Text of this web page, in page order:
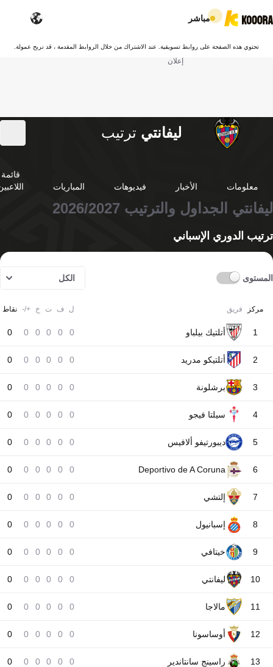
مباشر
تحتوي هذه الصفحة على روابط تسويقية. عند الاشتراك من خلال الروابط المقدمة ، قد نربح عمولة.
إعلان
ليفانتي ترتيب
معلومات الأخبار فيديوهات المباريات
قائمة
ليفانتي الجداول والترتيب 2026/2027
ترتيب الدوري الإسباني
المستوى الكل
مركز فريق ل ف ت خ +/- نقاط
1 أتلتيك بيلباو 0
0
0
0
0
0
2 أتلتيكو مدريد 0
0
0
0
0
0
3 برشلونة 0
0
0
0
0
0
4 سيلتا فيجو 0
0
0
0
0
0
5 ديبورتيفو ألافيس 0
0
0
0
0
0
6
Deportivo de A Coruna
0
0
0
0
0
0
7 إلتشي 0
0
0
0
0
0
8 إسبانيول 0
0
0
0
0
0
9 خيتافي 0
0
0
0
0
0
10 ليفانتي 0
0
0
0
0
0
11 مالاجا 0
0
0
0
0
0
12 أوساسونا 0
0
0
0
0
0
13 راسينج سانتاندير 0
0
0
0
0
0